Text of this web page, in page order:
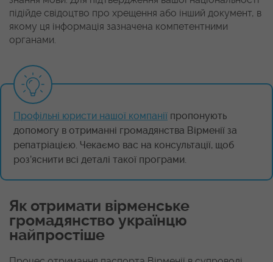
підійде свідоцтво про хрещення або інший документ, в
якому ця інформація зазначена компетентними
органами.
Профільні юристи нашої компанії пропонують
допомогу в отриманні громадянства Вірменії за
репатріацією. Чекаємо вас на консультації, щоб
роз’яснити всі деталі такої програми.
Як отримати вірменське
громадянство українцю
найпростіше